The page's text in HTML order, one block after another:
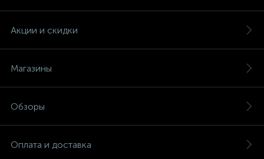
Акции и скидки
Магазины
Обзоры
Оплата и доставка